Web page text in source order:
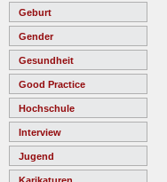
Geburt
Gender
Gesundheit
Good Practice
Hochschule
Interview
Jugend